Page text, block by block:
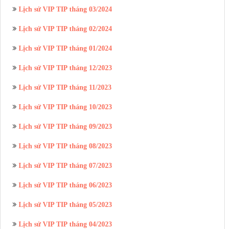
Lịch sử VIP TIP tháng 03/2024
Lịch sử VIP TIP tháng 02/2024
Lịch sử VIP TIP tháng 01/2024
Lịch sử VIP TIP tháng 12/2023
Lịch sử VIP TIP tháng 11/2023
Lịch sử VIP TIP tháng 10/2023
Lịch sử VIP TIP tháng 09/2023
Lịch sử VIP TIP tháng 08/2023
Lịch sử VIP TIP tháng 07/2023
Lịch sử VIP TIP tháng 06/2023
Lịch sử VIP TIP tháng 05/2023
Lịch sử VIP TIP tháng 04/2023